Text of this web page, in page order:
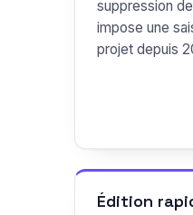
suppression
impose une
projet depuis
Édition